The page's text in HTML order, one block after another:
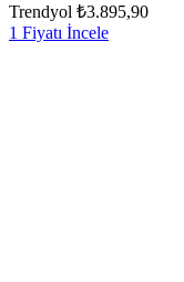
Trendyol ₺3.895,90
1 Fiyatı İncele